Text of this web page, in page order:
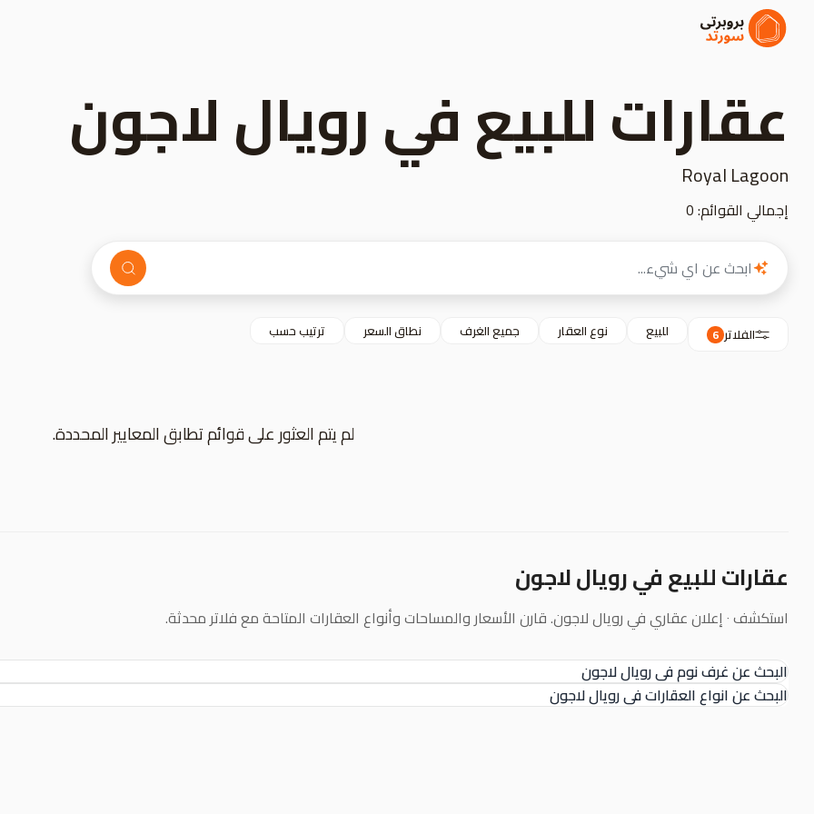
عقارات للبيع في رويال لاجون
Royal Lagoon
إجمالي القوائم: 0
الفلاتر 6 للبيع نوع العقار جميع الغرف نطاق السعر ترتيب حسب
لم يتم العثور على قوائم تطابق المعايير المحددة.
عقارات للبيع في رويال لاجون
استكشف ٠ إعلان عقاري في رويال لاجون. قارن الأسعار والمساحات وأنواع العقارات المتاحة مع فلاتر محدثة.
البحث عن غرف نوم في رويال لاجون
البحث عن انواع العقارات في رويال لاجون